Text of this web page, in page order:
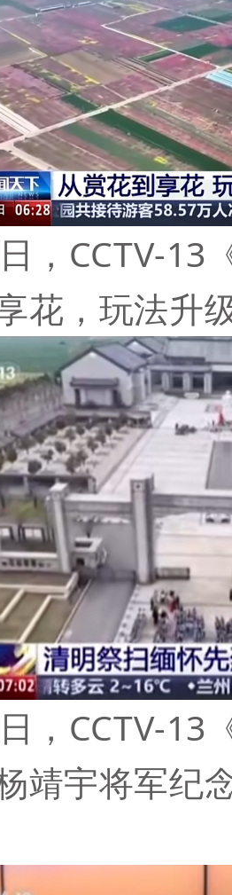
，CCTV-13
花，玩法升
，CCTV-13
靖宇将军纪